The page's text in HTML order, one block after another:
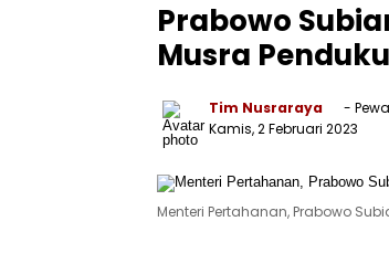
Prabowo
Musra
Tim Nusraraya
-
Kamis, 2 Februari 2023
Menteri Pertahanan, Prabowo